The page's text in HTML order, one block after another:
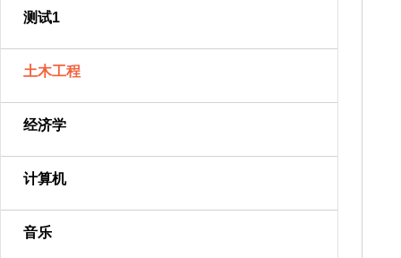
测试1
土木工程
经济学
计算机
音乐